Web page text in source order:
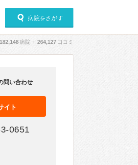
病院をさがす
182,148病院・ 264,127 口コミ
問い合わせ
イト
0651